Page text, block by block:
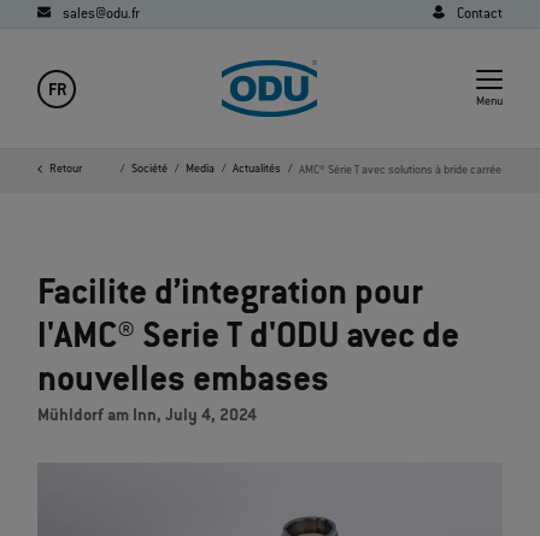
sales@odu.fr Contact
FR
Menu
Retour
Page d'accueil Société Media Actualités AMC® Série T avec solutions à bride carrée
Facilite d’integration pour
l'AMC® Serie T d'ODU avec de
nouvelles embases
Mühldorf am Inn, July 4, 2024